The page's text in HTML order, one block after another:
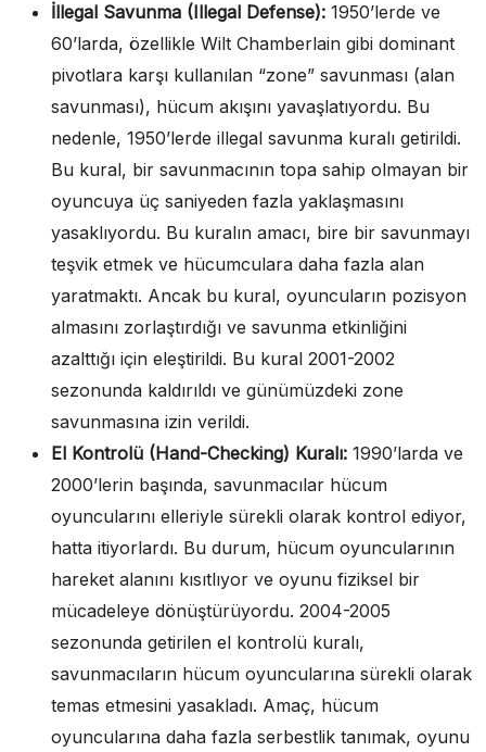
İllegal Savunma (Illegal Defense): 1950’lerde ve
60’larda, özellikle Wilt Chamberlain gibi dominant
pivotlara karşı kullanılan “zone” savunması (alan
savunması), hücum akışını yavaşlatıyordu. Bu
nedenle, 1950’lerde illegal savunma kuralı getirildi.
Bu kural, bir savunmacının topa sahip olmayan bir
oyuncuya üç saniyeden fazla yaklaşmasını
yasaklıyordu. Bu kuralın amacı, bire bir savunmayı
teşvik etmek ve hücumculara daha fazla alan
yaratmaktı. Ancak bu kural, oyuncuların pozisyon
almasını zorlaştırdığı ve savunma etkinliğini
azalttığı için eleştirildi. Bu kural 2001-2002
sezonunda kaldırıldı ve günümüzdeki zone
savunmasına izin verildi.
El Kontrolü (Hand-Checking) Kuralı: 1990’larda ve
2000’lerin başında, savunmacılar hücum
oyuncularını elleriyle sürekli olarak kontrol ediyor,
hatta itiyorlardı. Bu durum, hücum oyuncularının
hareket alanını kısıtlıyor ve oyunu fiziksel bir
mücadeleye dönüştürüyordu. 2004-2005
sezonunda getirilen el kontrolü kuralı,
savunmacıların hücum oyuncularına sürekli olarak
temas etmesini yasakladı. Amaç, hücum
oyuncularına daha fazla serbestlik tanımak, oyunu